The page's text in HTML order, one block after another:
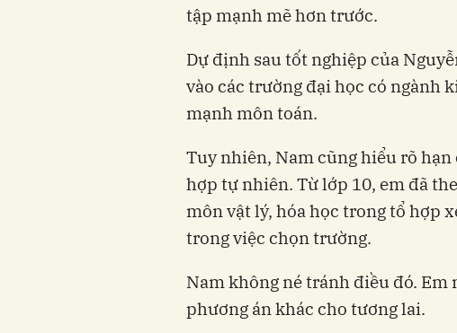
tập mạnh mẽ hơn trước.
Dự định sau tốt nghiệp của
vào các trường đại học có ngành
mạnh môn toán.
Tuy nhiên, Nam cũng hiểu rõ
hợp tự nhiên. Từ lớp 10, em đã
môn vật lý, hóa học trong tổ hợp
trong việc chọn trường.
Nam không né tránh điều đó.
phương án khác cho tương lai.